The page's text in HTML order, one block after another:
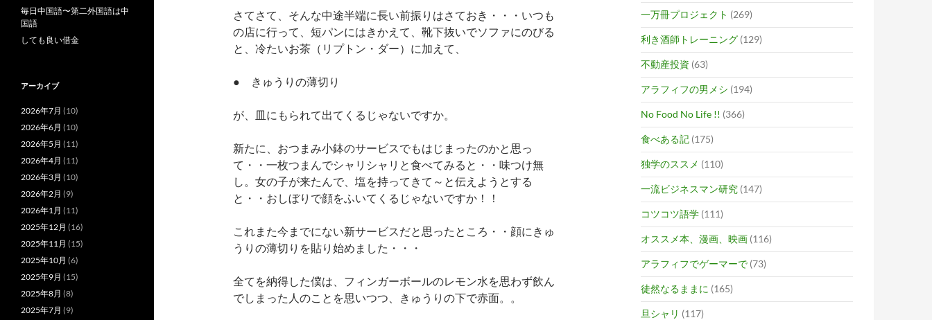
さてさて、そんな中途半端に長い前振りはさておき・・・いつも
の店に行って、短パンにはきかえて、靴下抜いでソファにのびる
と、冷たいお茶（リプトン・ダー）に加えて、
● きゅうりの薄切り
が、皿にもられて出てくるじゃないですか。
新たに、おつまみ小鉢のサービスでもはじまったのかと思っ
て・・一枚つまんでシャリシャリと食べてみると・・味つけ無
し。女の子が来たんで、塩を持ってきて～と伝えようとする
と・・おしぼりで顔をふいてくるじゃないですか！！
これまた今までにない新サービスだと思ったところ・・顔にきゅ
うりの薄切りを貼り始めました・・・
全てを納得した僕は、フィンガーボールのレモン水を思わず飲ん
でしまった人のことを思いつつ、きゅうりの下で赤面。。
一万冊プロジェクト (269)
利き酒師トレーニング (129)
不動産投資 (63)
アラフィフの男メシ (194)
No Food No Life !! (366)
食べある記 (175)
独学のススメ (110)
一流ビジネスマン研究 (147)
コツコツ語学 (111)
オススメ本、漫画、映画 (116)
アラフィフでゲーマーで (73)
徒然なるままに (165)
旦シャリ (117)
毎日中国語〜第二外国語は中
国語
しても良い借金
アーカイブ
2026年7月 (10)
2026年6月 (10)
2026年5月 (11)
2026年4月 (11)
2026年3月 (10)
2026年2月 (9)
2026年1月 (11)
2025年12月 (16)
2025年11月 (15)
2025年10月 (6)
2025年9月 (15)
2025年8月 (8)
2025年7月 (9)